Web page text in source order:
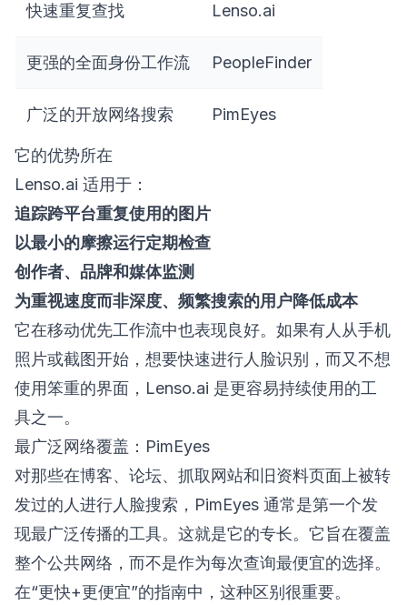
快速重复查找 Lenso.ai
更强的全面身份工作流 PeopleFinder
广泛的开放网络搜索 PimEyes
它的优势所在
Lenso.ai 适用于：
追踪跨平台重复使用的图片
以最小的摩擦运行定期检查
创作者、品牌和媒体监测
为重视速度而非深度、频繁搜索的用户降低成本
它在移动优先工作流中也表现良好。如果有人从手机
照片或截图开始，想要快速进行人脸识别，而又不想
使用笨重的界面，Lenso.ai 是更容易持续使用的工
具之一。
最广泛网络覆盖：PimEyes
对那些在博客、论坛、抓取网站和旧资料页面上被转
发过的人进行人脸搜索，PimEyes 通常是第一个发
现最广泛传播的工具。这就是它的专长。它旨在覆盖
整个公共网络，而不是作为每次查询最便宜的选择。
在“更快+更便宜”的指南中，这种区别很重要。